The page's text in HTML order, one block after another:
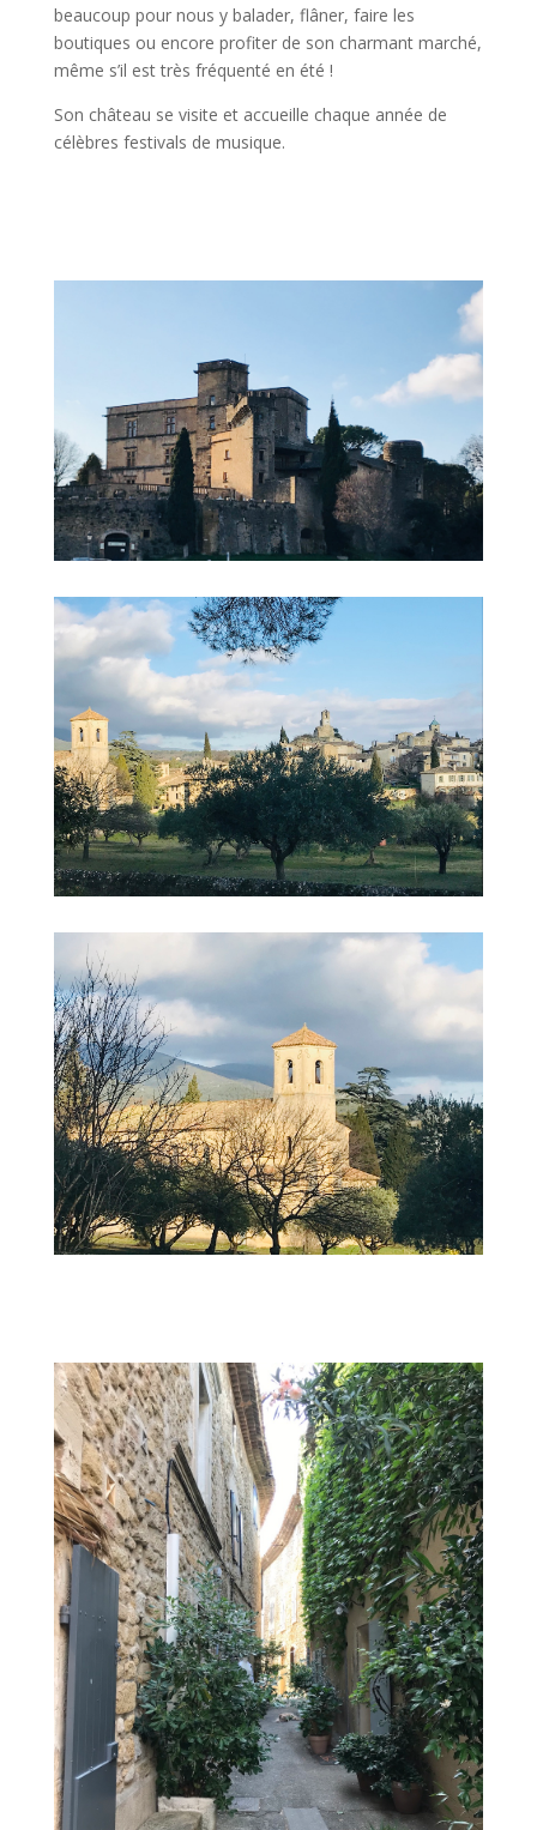
beaucoup pour nous y balader, flâner, faire les
boutiques ou encore profiter de son charmant marché,
même s’il est très fréquenté en été !
Son château se visite et accueille chaque année de
célèbres festivals de musique.